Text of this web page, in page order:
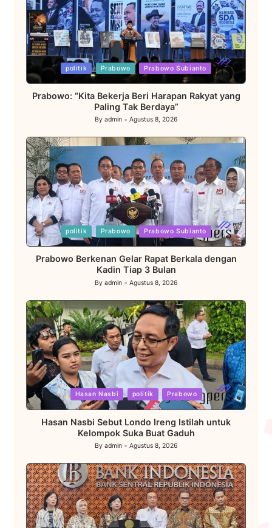
Posted
in
politik Prabowo Prabowo Subianto
Prabowo: “Kita Bekerja Beri Harapan Rakyat yang
Paling Tak Berdaya”
Posted
by
By admin Agustus 8, 2026
Posted
in
politik Prabowo Prabowo Subianto
Prabowo Berkenan Gelar Rapat Berkala dengan
Kadin Tiap 3 Bulan
Posted
By admin Agustus 8, 2026
Posted
in
Hasan Nasbi politik Prabowo
Hasan Nasbi Sebut Londo Ireng Istilah untuk
Kelompok Suka Buat Gaduh
Posted
by
By admin Agustus 8, 2026